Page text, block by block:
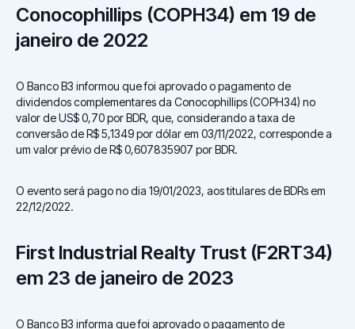
Conocophillips (COPH34) em 19 de
janeiro de 2022
O Banco B3 informou que foi aprovado o pagamento de
dividendos complementares da Conocophillips (COPH34) no
valor de US$ 0,70 por BDR, que, considerando a taxa de
conversão de R$ 5,1349 por dólar em 03/11/2022, corresponde a
um valor prévio de R$ 0,607835907 por BDR.
O evento será pago no dia 19/01/2023, aos titulares de BDRs em
22/12/2022.
First Industrial Realty Trust (F2RT34)
em 23 de janeiro de 2023
O Banco B3 informa que foi aprovado o pagamento de